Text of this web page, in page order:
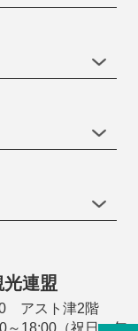
連盟
アスト津2階
18:00（祝日・年